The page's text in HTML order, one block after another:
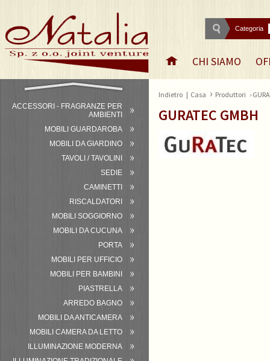
Categoria
CHI SIAMO
ACCESSORI - FRAGRANZE PER
AMBIENTI
MOBILI GUARDAROBA
MOBILI DA GIARDINO
TAVOLI / TAVOLINI
SEDIE
CAMINETTI
RISCALDATORI
MOBILI SOGGIORNO
MOBILI DA CUCUNA
PORTA
MOBILI PER UFFICIO
MOBILI PER BAMBINI
PIASTRELLA
ARREDO BAGNO
MOBILI DA ANTICAMERA
MOBILI CAMERA DA LETTO
ILLUMINAZIONE MODERNA
Indietro | Casa › Produttori ›
GURATEC GMBH